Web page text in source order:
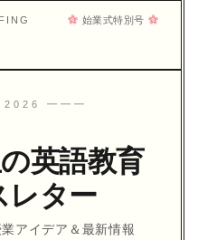
始業式特別号
2026 ━━━
英語教育
レター
アイデア＆最新情報